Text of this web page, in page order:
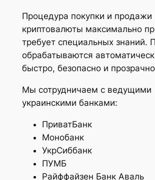
Процедура покупки и продажи
криптовалюты максимально
требует специальных знаний.
обрабатываются
быстро, безопасно и
Мы сотрудничаем с ведущими
украинскими банками:
ПриватБанк
Монобанк
УкрСиббанк
ПУМБ
Райффайзен Банк Аваль